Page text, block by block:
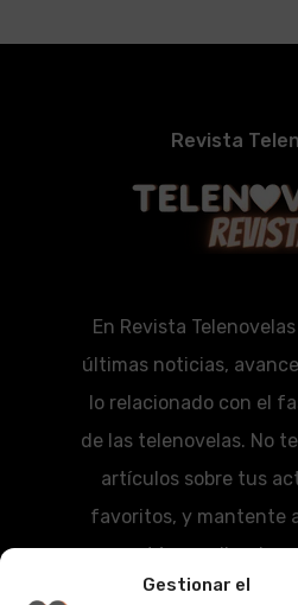
Gestionar el
Revista
En Revista
últimas noticias,
lo relacionado con el
de las telenovelas. No
artículos sobre tus
favoritos, y mantente
que está sucediendo
series